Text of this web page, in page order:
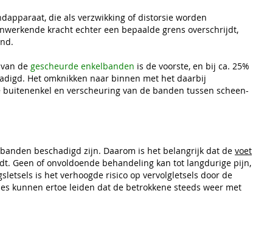
die als verzwikking of distorsie worden
kracht echter een bepaalde grens overschrijdt,
de gescheurde enkelbanden is de voorste, en bij ca. 25%
Het omknikken naar binnen met het daarbij
en verscheuring van de banden tussen scheen-
beschadigd zijn. Daarom is het belangrijk dat de voet
Geen of onvoldoende behandeling kan tot langdurige pijn,
is het verhoogde risico op vervolgletsels door de
kunnen ertoe leiden dat de betrokkene steeds weer met